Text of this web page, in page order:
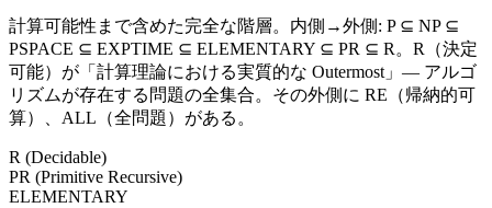
計算可能性まで含めた完全な階層。内側→外側: P ⊆ NP ⊆
PSPACE ⊆ EXPTIME ⊆ ELEMENTARY ⊆ PR ⊆ R。R（決定
可能）が「計算理論における実質的な Outermost」— アルゴ
リズムが存在する問題の全集合。その外側に RE（帰納的可
算）、ALL（全問題）がある。
R (Decidable)
PR (Primitive Recursive)
ELEMENTARY